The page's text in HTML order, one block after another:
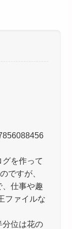
を作って
ですが、
、仕事や趣
ファイルな
位は花の